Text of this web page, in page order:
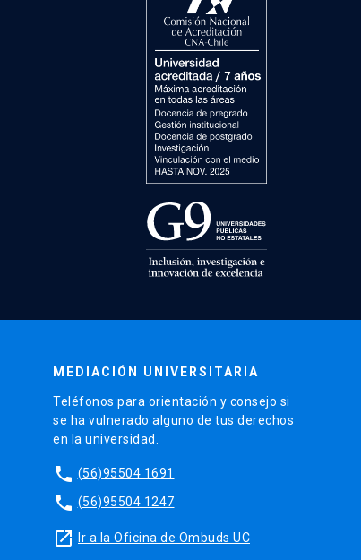
MEDIACIÓN UNIVERSITARIA
Teléfonos para orientación y consejo si
se ha vulnerado alguno de tus derechos
en la universidad.
phone (56)95504 1691
phone (56)95504 1247
launch Ir a la Oficina de Ombuds UC